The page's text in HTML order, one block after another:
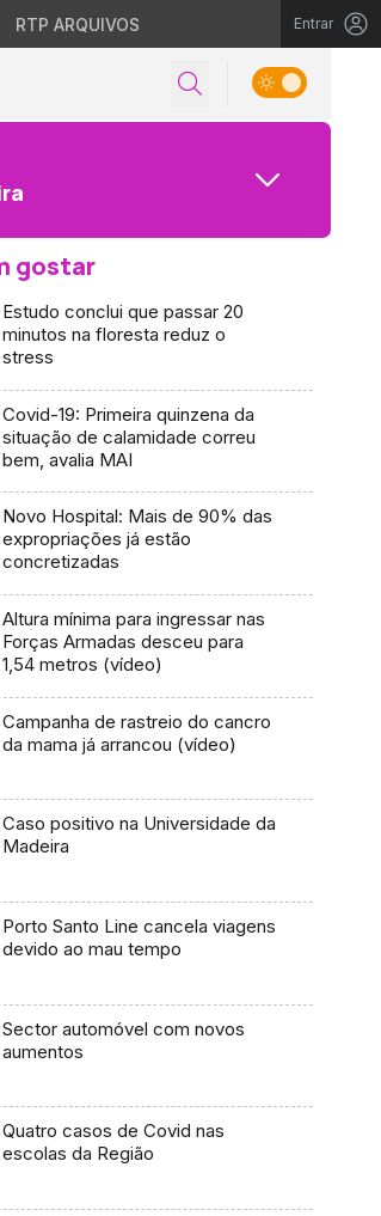
RTP ARQUIVOS Entrar
gostar
Estudo conclui que passar 20
minutos na floresta reduz o
stress
Covid-19: Primeira quinzena da
situação de calamidade correu
bem, avalia MAI
Novo Hospital: Mais de 90% das
expropriações já estão
concretizadas
Altura mínima para ingressar nas
Forças Armadas desceu para
1,54 metros (vídeo)
Campanha de rastreio do cancro
da mama já arrancou (vídeo)
Caso positivo na Universidade da
Madeira
Porto Santo Line cancela viagens
devido ao mau tempo
Sector automóvel com novos
aumentos
Quatro casos de Covid nas
escolas da Região